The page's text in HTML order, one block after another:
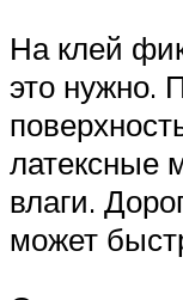
На клей
это нужно.
латексные
влаги.
может